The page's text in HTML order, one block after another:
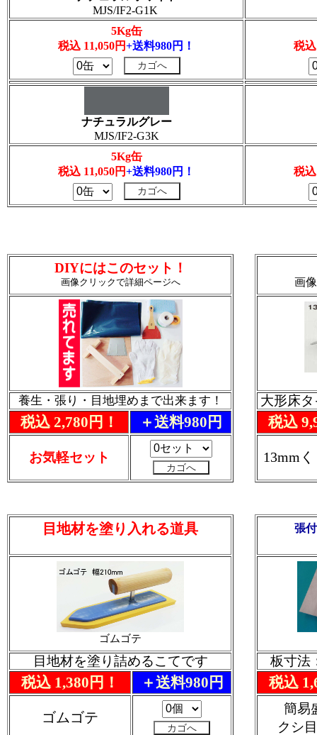
画
大形床
税込
13mm
DIYにはこのセット！
画像クリックで詳細ページへ
養生・張り・目地埋めまで出来ます！
税込 2,780円！ ＋送料980円
お気軽セット
目地材を塗り入れる道具
ゴムゴテ
目地材を塗り詰めるこてです
税込 1,380円！ ＋送料980円
ゴムゴテ
張
板寸法
税込
簡易
クシ
MJS/IF2-G1K
5Kg缶
税込 11,050円+送料980円！ 税
ナチュラルグレー
MJS/IF2-G3K
5Kg缶
税込 11,050円+送料980円！ 税